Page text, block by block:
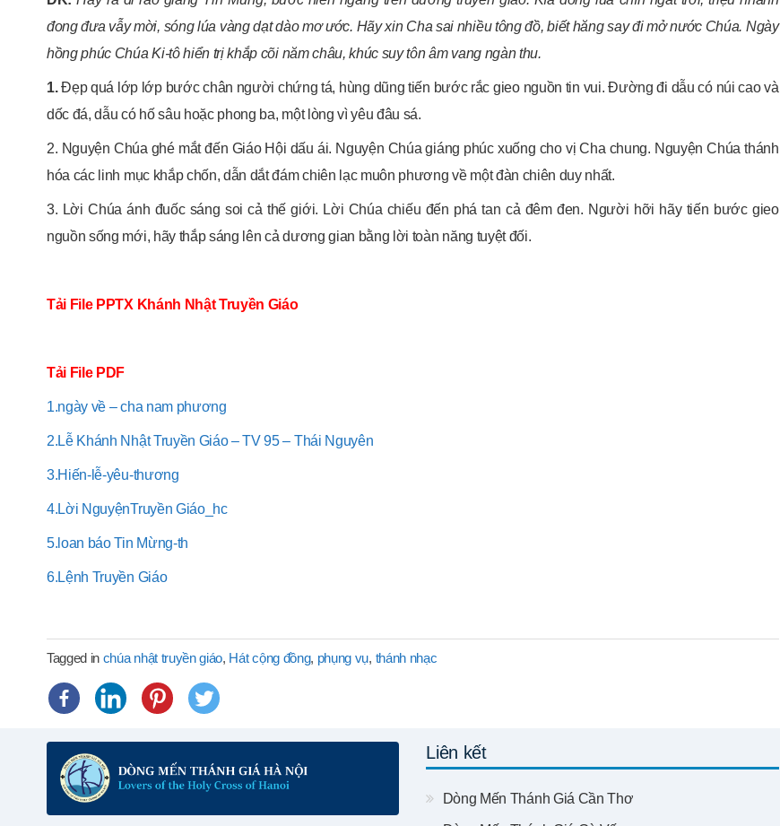
đong đưa vẫy mời, sóng lúa vàng dạt dào mơ ước. Hãy xin Cha sai nhiều tông đồ, biết hăng say đi mở nước Chúa. Ngày
hồng phúc Chúa Ki-tô hiển trị khắp cõi năm châu, khúc suy tôn âm vang ngàn thu.
1.Đẹp quá lớp lớp bước chân người chứng tá, hùng dũng tiến bước rắc gieo nguồn tin vui. Đường đi dẫu có núi cao và
dốc đá, dẫu có hố sâu hoặc phong ba, một lòng vì yêu đâu sá.
2. Nguyện Chúa ghé mắt đến Giáo Hội dấu ái. Nguyện Chúa giáng phúc xuống cho vị Cha chung. Nguyện Chúa thánh
hóa các linh mục khắp chốn, dẫn dắt đám chiên lạc muôn phương về một đàn chiên duy nhất.
3. Lời Chúa ánh đuốc sáng soi cả thế giới. Lời Chúa chiếu đến phá tan cả đêm đen. Người hỡi hãy tiến bước gieo
nguồn sống mới, hãy thắp sáng lên cả dương gian bằng lời toàn năng tuyệt đối.
Tải File PPTX Khánh Nhật Truyền Giáo
Tải File PDF
1.ngày về – cha nam phương
2.Lễ Khánh Nhật Truyền Giáo – TV 95 – Thái Nguyên
3.Hiến-lễ-yêu-thương
4.Lời NguyệnTruyền Giáo_hc
5.loan báo Tin Mừng-th
6.Lệnh Truyền Giáo
Tagged in chúa nhật truyền giáo, Hát cộng đồng, phụng vụ, thánh nhạc
Liên kết
Dòng Mến Thánh Giá Cần Thơ